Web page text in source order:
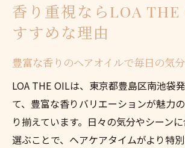
香り重視ならLOA
すすめな理由
豊富な香りのヘアオイルで毎日の気
LOA THE OILは、東京都豊島区南池袋
て、豊富な香りバリエーションが魅力
り揃えています。日々の気分やシーン
選ぶことで、ヘアケアタイムがより特